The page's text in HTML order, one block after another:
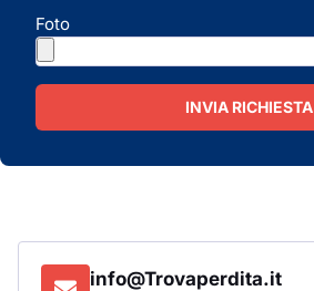
Foto
INVIA RICHIESTA
info@Trovaperdita.it